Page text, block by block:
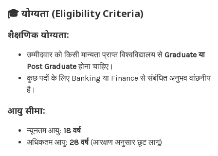
🎓 योग्यता (Eligibility Criteria)
शैक्षणिक योग्यता:
उम्मीदवार को किसी मान्यता प्राप्त विश्वविद्यालय से Graduate या
Post Graduateहोना चाहिए।
कुछ पदों के लिए Banking या Finance से संबंधित अनुभव वांछनीय
है।
आयु सीमा:
न्यूनतम आयु: 18 वर्ष
अधिकतम आयु: 28 वर्ष(आरक्षण अनुसार छूट लागू)